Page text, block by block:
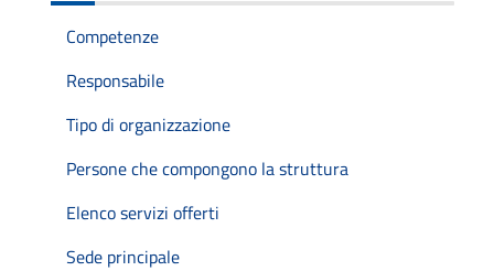
Competenze
Responsabile
Tipo di organizzazione
Persone che compongono la struttura
Elenco servizi offerti
Sede principale